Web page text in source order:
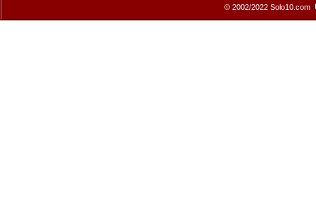
© 2002/2022 Solo10.com